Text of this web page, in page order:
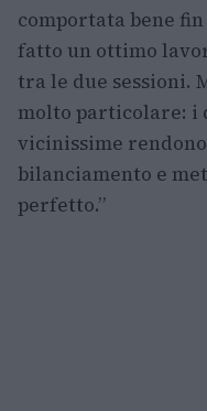
comportata bene
fatto un ottimo
tra le due sessioni.
molto particolare: i
vicinissime
bilanciamento e
perfetto.”